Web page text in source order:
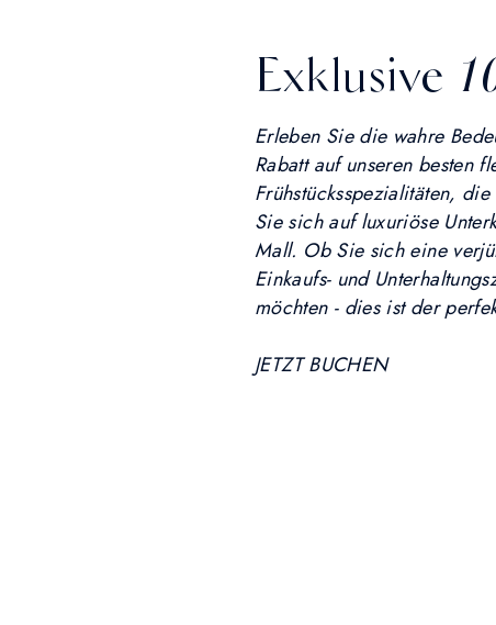
Exklusive
Erleben Sie die wahre
Rabatt auf unseren besten
Frühstücksspezialitäten,
Sie sich auf luxuriöse
Mall. Ob Sie sich eine
Einkaufs- und
möchten - dies ist der
JETZT BUCHEN